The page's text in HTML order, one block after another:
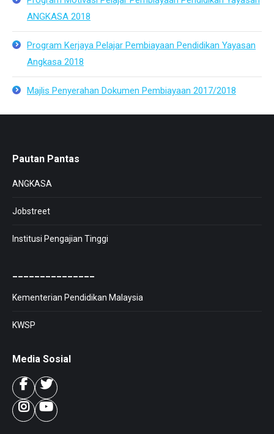
ANGKASA 2018
Program Kerjaya Pelajar Pembiayaan Pendidikan Yayasan
Angkasa 2018
Majlis Penyerahan Dokumen Pembiayaan 2017/2018
Pautan Pantas
ANGKASA
Jobstreet
Institusi Pengajian Tinggi
Kementerian Pendidikan Malaysia
KWSP
Media Sosial